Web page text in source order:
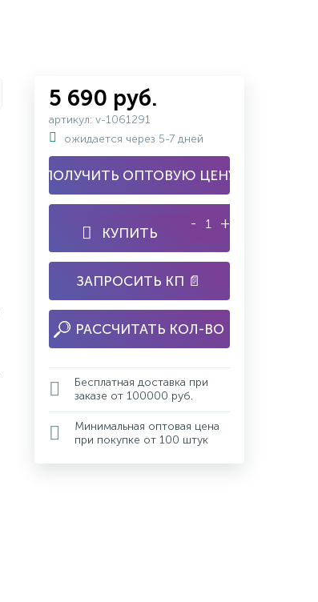
5 690 руб.
артикул: v-1061291
ожидается через 5-7 дней
ПОЛУЧИТЬ ОПТОВУЮ ЦЕНУ
КУПИТЬ
- +
ЗАПРОСИТЬ КП 📄
РАССЧИТАТЬ КОЛ-ВО
Бесплатная доставка при
заказе от 100000 руб.
Минимальная оптовая цена
при покупке от 100 штук